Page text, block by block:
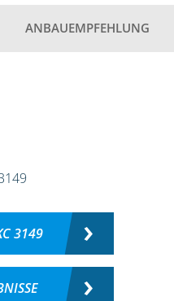
ANBAUEMPFEHLUNG
3149